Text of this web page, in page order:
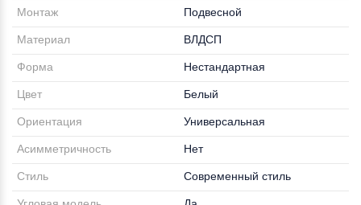
Монтаж Подвесной
Материал ВЛДСП
Форма Нестандартная
Цвет Белый
Ориентация Универсальная
Асимметричность Нет
Стиль Современный стиль